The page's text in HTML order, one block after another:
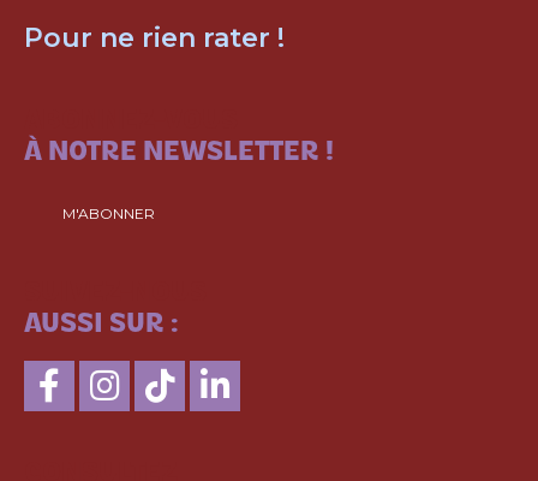
Pour ne rien rater !
À NOTRE NEWSLETTER !
M'ABONNER
AUSSI SUR :